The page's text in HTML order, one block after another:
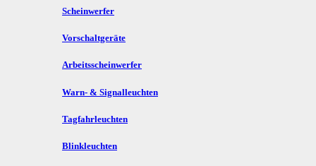
Scheinwerfer
Vorschaltgeräte
Arbeitsscheinwerfer
Warn- & Signalleuchten
Tagfahrleuchten
Blinkleuchten